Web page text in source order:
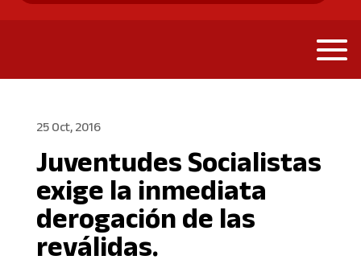
25 Oct, 2016
Juventudes Socialistas
exige la inmediata
derogación de las
reválidas.